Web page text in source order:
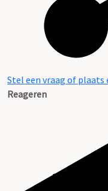
Stel een vraag of
Reageren